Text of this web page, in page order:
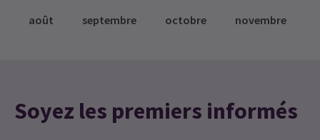
août septembre octobre novembre
Soyez les premiers informés